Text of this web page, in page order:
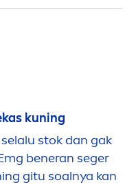
kuning
stok dan gak
beneran seger
gitu soalnya kan